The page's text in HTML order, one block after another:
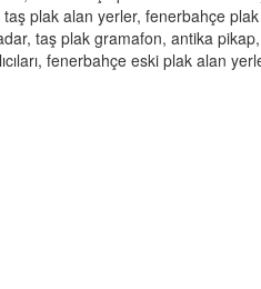
plak alan yerler, fenerbahçe plak
taş plak gramafon, antika
fenerbahçe eski plak alan